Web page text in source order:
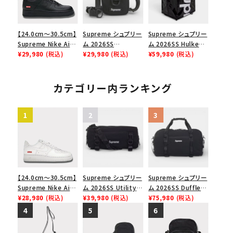
【24.0cm～30.5cm】
Supreme Nike Air
Force 1 Low シュプ
ューズ ブラック
¥29,980 (税込)
Supreme シュプリー
ム 2026SS
Shoulder Bag ショ
¥29,980 (税込)
Supreme シュプリー
ム 2026SS Hulken
Rolling Tote
ブラック
¥59,980 (税込)
カテゴリー内ランキング
【24.0cm～30.5cm】
Supreme Nike Air
Force 1 Low シュプ
リーム ナイキエアフォ
ース１スニーカー シ
ューズ ホワイト
¥28,980 (税込)
Supreme シュプリー
ム 2026SS Utility
Bag ユーティリティ
バッグ ブラック
¥39,980 (税込)
Supreme シュプリー
ム 2026SS Duffle
Bag ダッフルバッグ
ブラック
¥75,980 (税込)